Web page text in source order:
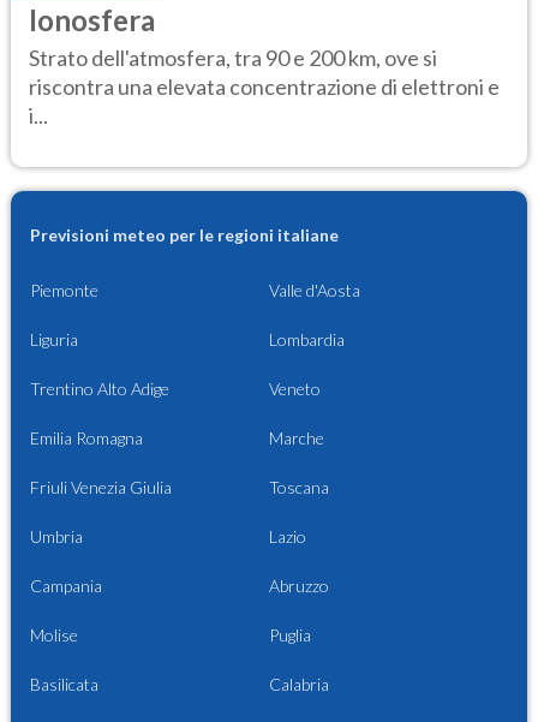
Ionosfera
Strato dell'atmosfera, tra 90 e 200 km, ove si
riscontra una elevata concentrazione di elettroni e
i...
Previsioni meteo per le regioni italiane
Piemonte Valle d'Aosta
Liguria Lombardia
Trentino Alto Adige Veneto
Emilia Romagna Marche
Friuli Venezia Giulia Toscana
Umbria Lazio
Campania Abruzzo
Molise Puglia
Basilicata Calabria